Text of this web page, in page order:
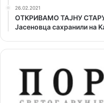
26.02.2021
ОТKРИВАМО ТАЈНУ
Јасеновца сахранили на